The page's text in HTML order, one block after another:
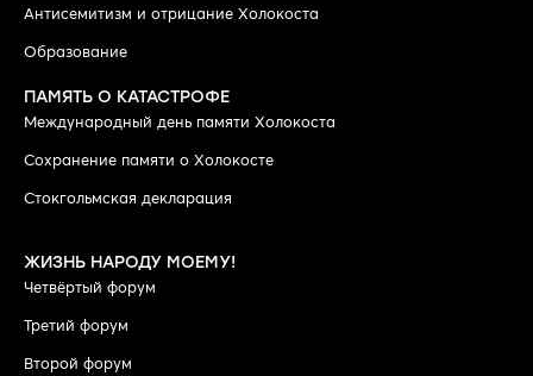
Антисемитизм и отрицание Холокоста
Образование
ПАМЯТЬ О КАТАСТРОФЕ
Международный день памяти Холокоста
Сохранение памяти о Холокосте
Стокгольмская декларация
ЖИЗНЬ НАРОДУ МОЕМУ!
Четвёртый форум
Третий форум
Второй форум